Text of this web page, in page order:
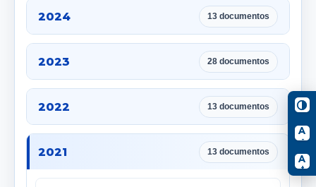
A
-
A
+
2024 13 documentos
2023 28 documentos
2022 13 documentos
2021 13 documentos